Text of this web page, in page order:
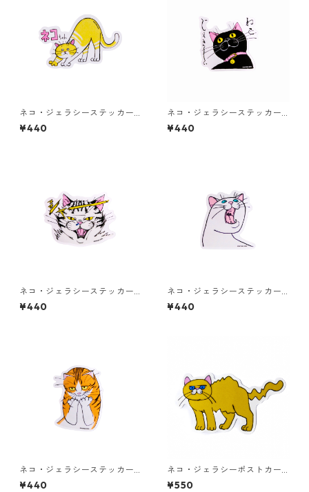
ネコ・ジェラシーステッカー
クリーム
¥440
ネコ・ジェラシーステッカー
くろねこ
¥440
ネコ・ジェラシーステッカー
タビー
¥440
ネコ・ジェラシーステッカー
しろねこ
¥440
ネコ・ジェラシーステッカー
ちゃとら
¥440
ネコ・ジェラシーポストカー
ド ゴールド
¥550